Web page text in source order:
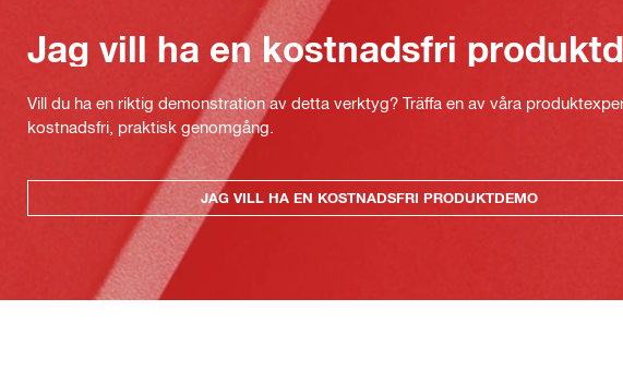
Jag vill ha en kostnadsfri
Vill du ha en riktig demonstration av detta verktyg? Träffa en av våra
kostnadsfri, praktisk genomgång.
JAG VILL HA EN KOSTNADSFRI PRODUKTDEMO